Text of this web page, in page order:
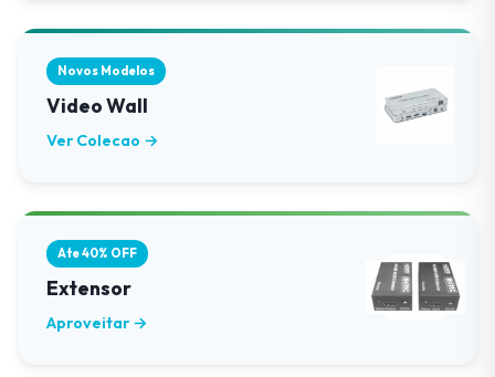
Novos Modelos
Video Wall
Ver Colecao →
Ate 40% OFF
Extensor
Aproveitar →